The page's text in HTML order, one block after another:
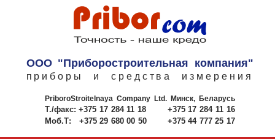
ООО "Приборостроительная компания"
приборы и средства измерения
PriboroStroitelnaya Company Ltd.Минск, Беларусь
Т./факс: +375 17 284 11 18
+375 17 284 11 16
Моб.Т:
+375 29 680 00 50 +375 44 777 25 17